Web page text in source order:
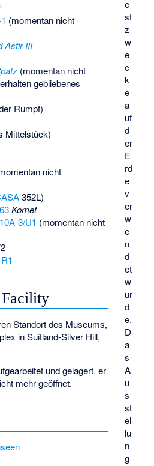
e
st
z
w
e
c
k
e
a
uf
d
er
E
rd
e
v
er
w
e
n
d
et
w
ur
d
e.
D
a
s
A
u
s
st
el
lu
n
g
(momentan nicht
Astir III
(momentan nicht
gebliebenes
Rumpf)
Mittelstück)
nicht
352L)
Komet
3/U1 (momentan nicht
Standort des Museums,
in Suitland-Silver Hill,
und gelagert, er
mehr geöffnet.